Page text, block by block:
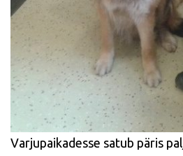
Varjupaikadesse satub päris